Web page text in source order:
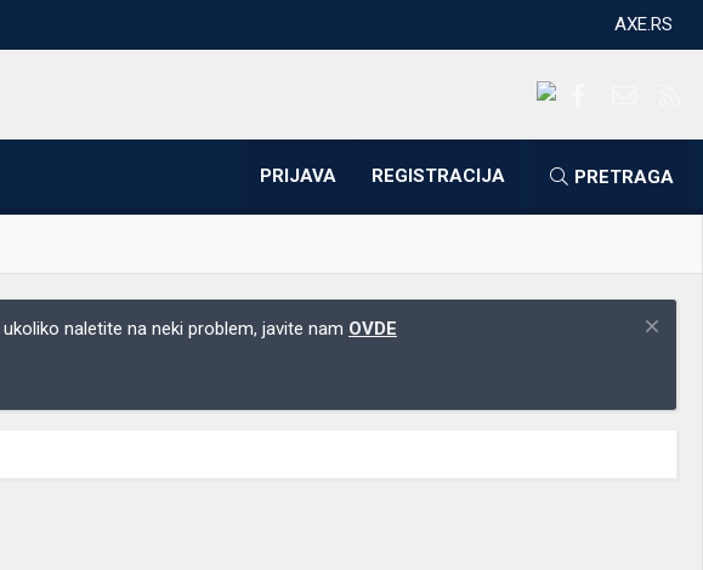
AXE.RS
PRIJAVA REGISTRACIJA PRETRAGA
naletite na neki problem, javite nam OVDE